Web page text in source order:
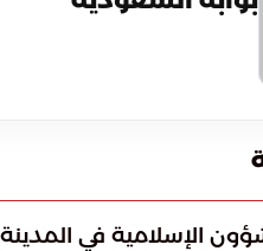
الإسلامية في المدينة